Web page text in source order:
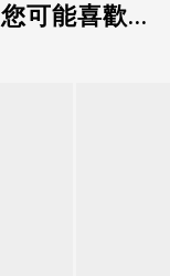
您可能喜歡...